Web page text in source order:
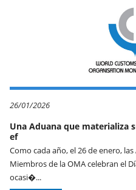
26/01/2026
Una Aduana que materializa
ef
Como cada año, el 26 de enero,
Miembros de la OMA celebran el
ocasi�...